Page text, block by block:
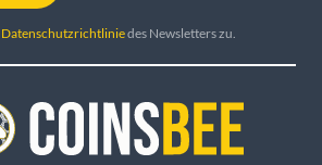
Datenschutzrichtliniedes Newsletters zu.